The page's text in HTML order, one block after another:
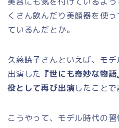
くさん飲んだり美顔器を使
ているんだとか。
久慈暁子さんといえば、モ
出演した 『世にも奇妙な物
役として再び出演したことで
こうやって、モデル時代の